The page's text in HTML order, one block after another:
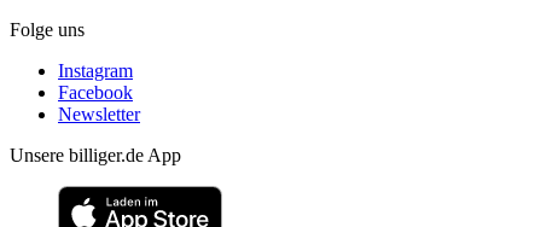
Folge uns
Instagram
Facebook
Newsletter
Unsere billiger.de App